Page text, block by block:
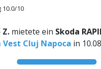
10
Z. mietete ein Skoda
Cluj Napoca in